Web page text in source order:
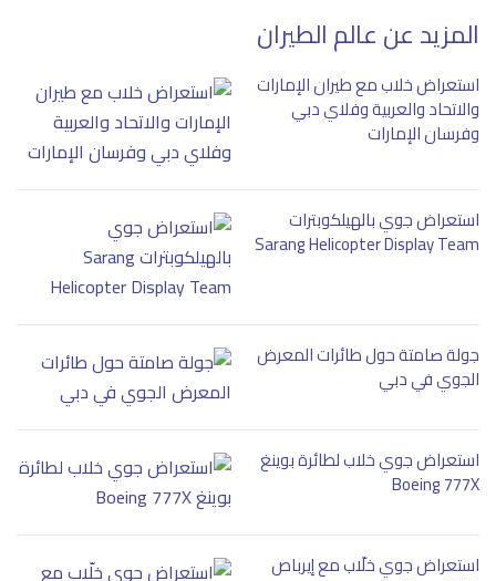
المزيد عن عالم الطيران
استعراض خلاب مع طيران الإمارات
والاتحاد والعربية وفلاي دبي
وفرسان الإمارات
استعراض جوي بالهيلكوبترات
Sarang Helicopter Display Team
جولة صامتة حول طائرات المعرض
الجوي في دبي
استعراض جوي خلاب لطائرة بوينغ
Boeing 777X
استعراض جوي خلّاب مع إيرباص